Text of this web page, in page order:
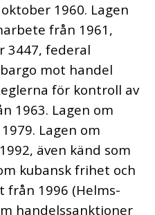
1960. Lagen
från 1961,
3447, federal
mot handel
för kontroll av
1963. Lagen om
Lagen om
även känd som
kubansk frihet och
1996 (Helms-
handelssanktioner